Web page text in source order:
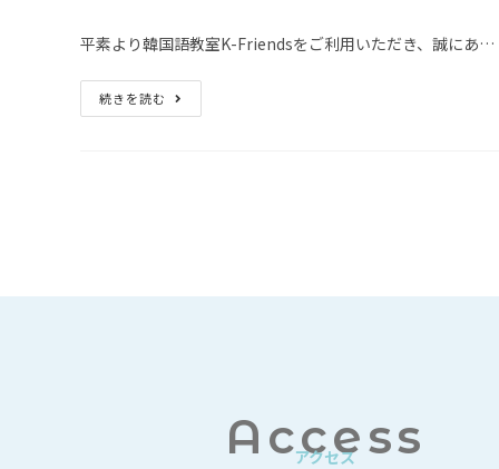
平素より韓国語教室K-Friendsをご利用いただき、誠にあ…
続きを読む
Access
アクセス